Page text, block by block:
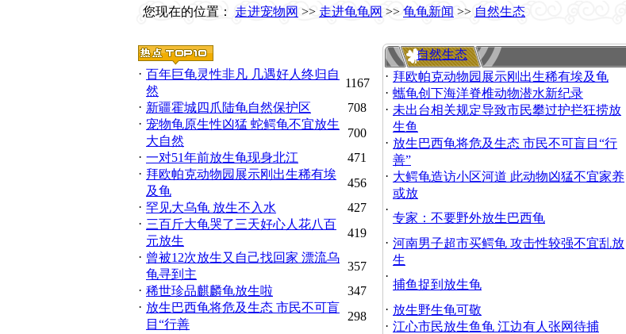
您现在的位置： 走进宠物网 >> 走进龟龟网 >> 龟龟新闻 >> 自然生态
· 百年巨龟灵性非凡 几遇好人终归自
然
1167
· 新疆霍城四爪陆龟自然保护区
708
· 宠物龟原生性凶猛 蛇鳄龟不宜放生
大自然
700
· 一对51年前放生龟现身北江
471
· 拜欧帕克动物园展示刚出生稀有埃
及龟
456
· 罕见大乌龟 放生不入水
427
· 三百斤大龟哭了三天好心人花八百
元放生
419
· 曾被12次放生又自己找回家 漂流乌
龟寻到主
357
· 稀世珍品麒麟龟放生啦
347
· 放生巴西龟将危及生态 市民不可盲
目“行善
298
自然生态
· 拜欧帕克动物园展示刚出生稀有埃及龟
· 蠵龟创下海洋脊椎动物潜水新纪录
· 未出台相关规定导致市民攀过护拦狂捞放
生鱼
· 放生巴西龟将危及生态 市民不可盲目“行
善”
· 大鳄龟造访小区河道 此动物凶猛不宜家养
或放
·
专家：不要野外放生巴西龟
· 河南男子超市买鳄龟 攻击性较强不宜乱放
生
·
捕鱼捉到放生龟
· 放生野生龟可敬
· 江心市民放生鱼龟 江边有人张网待捕